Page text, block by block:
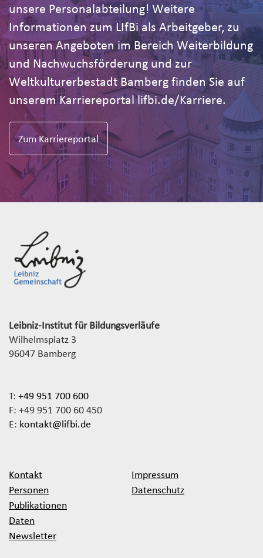
unsere Personalabteilung! Weitere
Informationen zum LIfBi als Arbeitgeber, zu
unseren Angeboten im Bereich Weiterbildung
und Nachwuchsförderung und zur
Weltkulturerbestadt Bamberg finden Sie auf
unserem Karriereportal lifbi.de/Karriere.
Zum Karriereportal
Leibniz-Institut für Bildungsverläufe
Wilhelmsplatz 3
96047 Bamberg
T: +49 951 700 600
F: +49 951 700 60 450
E: kontakt@lifbi.de
Kontakt
Personen
Publikationen
Daten
Newsletter
Impressum
Datenschutz